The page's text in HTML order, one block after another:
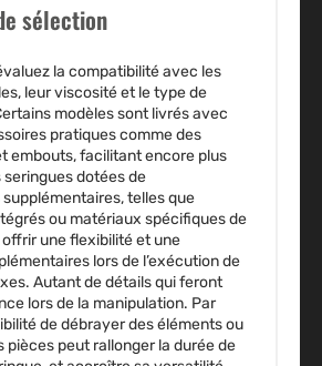
sélection
la compatibilité avec les
leur viscosité et le type de
modèles sont livrés avec
pratiques comme des
embouts, facilitant encore plus
seringues dotées de
telles que
ou matériaux spécifiques de
une flexibilité et une
lors de l’exécution de
Autant de détails qui feront
lors de la manipulation. Par
de débrayer des éléments ou
pièces peut rallonger la durée de